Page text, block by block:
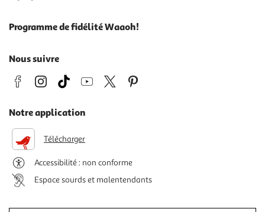
Programme de fidélité Waaoh!
Nous suivre
Notre application
Télécharger
Accessibilité : non conforme
Espace sourds et malentendants